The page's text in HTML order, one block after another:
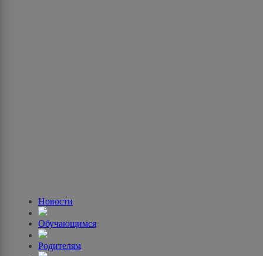
Новости
Обучающимся
Родителям